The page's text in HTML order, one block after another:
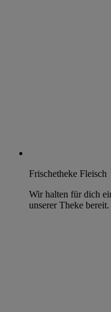
Frischetheke Fleisch
Wir halten für dich
unserer Theke bereit.